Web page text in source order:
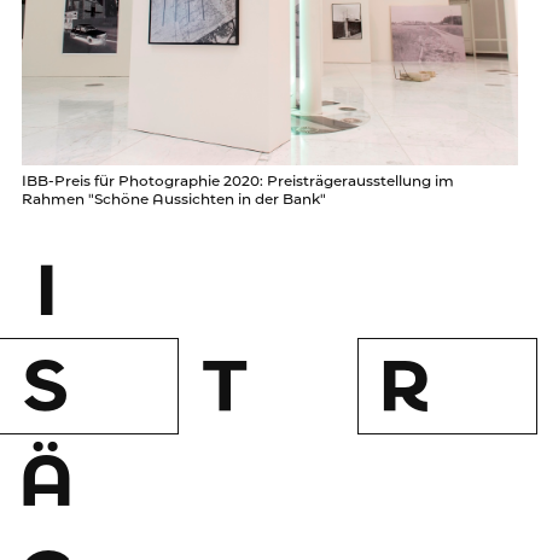
IBB-Preis für Photographie 2020: Preisträgerausstellung im
Rahmen "Schöne Aussichten in der Bank"
I
S
T
R
Ä